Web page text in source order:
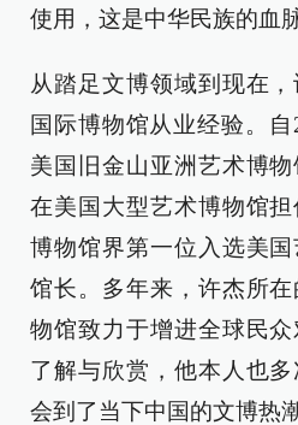
使用，这是中华民族的血
从踏足文博领域到现在
国际博物馆从业经验。
美国旧金山亚洲艺术博
在美国大型艺术博物馆
博物馆界第一位入选美
馆长。多年来，许杰所
物馆致力于增进全球民
了解与欣赏，他本人也
会到了当下中国的文博热潮